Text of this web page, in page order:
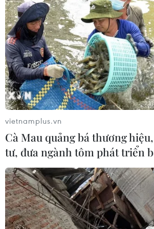
Cứu nạn thành công 30 ngư dân
tàu cá bị cháy trên vùng biển
Hòa
05/08/2026 03:58
Không được thu thêm tiền của
bệnh BHYT nếu không khám theo
yêu cầu
05/08/2026 02:26
Bác sỹ vượt biển giữa đêm cứu
thuyền viên người Nga nghi bị đột
quỵ
04/08/2026 13:21
vietnamplus.vn
Cà Mau quảng bá thương
tư, đưa ngành tôm phát triển